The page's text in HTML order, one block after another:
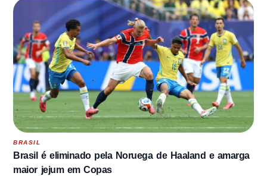
BRASIL
Brasil é eliminado pela Noruega de Haaland e amarga
maior jejum em Copas